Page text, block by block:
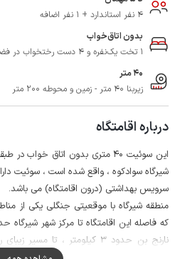
4 نفر استاندارد + 1 نفر اضافه
بدون اتاق‌خواب
1 تخت یک‌نفره و 4 دست رختخواب در فضای مشترک
40 متر
زیربنا 40 متر - زمین و محوطه 200 متر
درباره اقامتگاه
این سوئیت 40 متری بدون اتاق
شیرگاه سوادکوه ، واقع شده است ، سوئیت
سرویس بهداشتی (درون اقامتگاه) می باشد.
منطقه شیرگاه با موقعیتی جنگلی یکی از